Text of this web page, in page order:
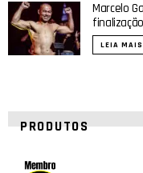
Marcelo
LEIA MAIS
PRODUTOS